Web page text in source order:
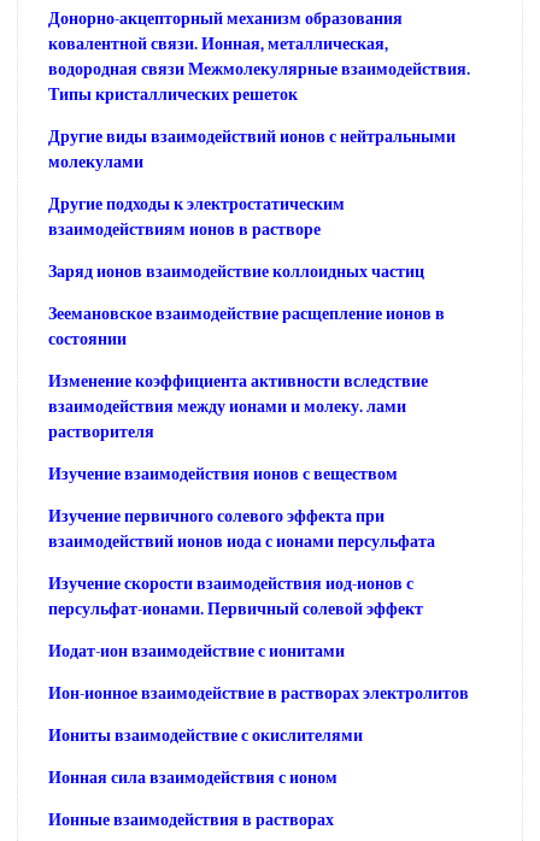
Донорно-акцепторный механизм образования
ковалентной связи. Ионная, металлическая,
водородная связи Межмолекулярные взаимодействия.
Типы кристаллических решеток
Другие виды взаимодействий ионов с нейтральными
молекулами
Другие подходы к электростатическим
взаимодействиям ионов в растворе
Заряд ионов взаимодействие коллоидных частиц
Зеемановское взаимодействие расщепление ионов в
состоянии
Изменение коэффициента активности вследствие
взаимодействия между ионами и молеку. лами
растворителя
Изучение взаимодействия ионов с веществом
Изучение первичного солевого эффекта при
взаимодействий ионов иода с ионами персульфата
Изучение скорости взаимодействия иод-ионов с
персульфат-ионами. Первичный солевой эффект
Иодат-ион взаимодействие с ионитами
Ион-ионное взаимодействие в растворах электролитов
Иониты взаимодействие с окислителями
Ионная сила взаимодействия с ионом
Ионные взаимодействия в растворах